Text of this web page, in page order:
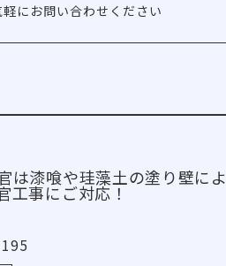
軽にお問い合わせください
は漆喰や珪藻土の塗り壁によ
工事にご対応！